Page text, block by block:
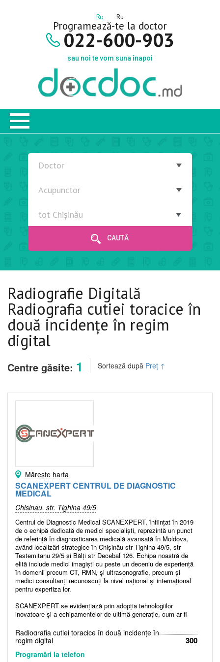
Ro Ru
Programează-te la doctor
022-600-903
sau noi te vom suna înapoi
CAUTĂ
Radiografie Digitală
Radiografia cutiei toracice în
două incidențe în regim
digital
Centre găsite: 1 Sortează după Preț ↑
Mărește harta
SCANEXPERT CENTRUL DE DIAGNOSTIC
MEDICAL
Chisinau, str. Tighina 49/5
Centrul de Diagnostic Medical SCANEXPERT, înființat în 2019
de o echipă dedicată de medici specialiști, reprezintă un punct
de referință în diagnosticarea medicală avansată în Moldova,
având localizări strategice în Chișinău str Tighina 49/5, str
Testemitanu 29/5 și Bălți str Decebal 126. Echipa noastră de
elită include medici imagiști cu peste un deceniu de experiență
în domenii precum CT, RMN, și ultrasonografie, precum și
medici consultanți recunoscuți la nivel național și internațional
pentru expertiza lor.
SCANEXPERT se evidențiază prin adopția tehnologiilor
inovatoare și a echipamentelor de ultimă generație, cum ar fi
Rezonanța magnetică Siemens Avanto 1.5 Tesla,
Ultrasonografele TOSHIBA APLIO 300 și 400, specializate în
investigații doppler și cardio, care permit efectuarea unor
examinări precise și detaliate. Această abordare tehnologică
Radiografia cutiei toracice în două incidențe în
regim digital
300
Programări la telefon